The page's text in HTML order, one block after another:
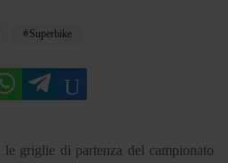
Superbike
griglie di partenza del campionato